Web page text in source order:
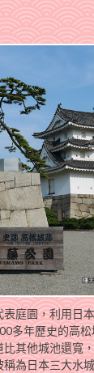
庭園，利用日
多年歷史的高
其他城池還寬
為日本三大水